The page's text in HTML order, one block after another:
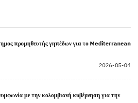
προμηθευτής γηπέδων για το Mediterranean
2026-05-04
με την κολομβιανή κυβέρνηση για την